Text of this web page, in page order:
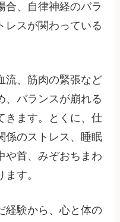
合、自律神経のバラ
レスが関わっている
流、筋肉の緊張など
、バランスが崩れる
きます。とくに、仕
係のストレス、睡眠
や首、みぞおちまわ
す。
経験から、心と体の